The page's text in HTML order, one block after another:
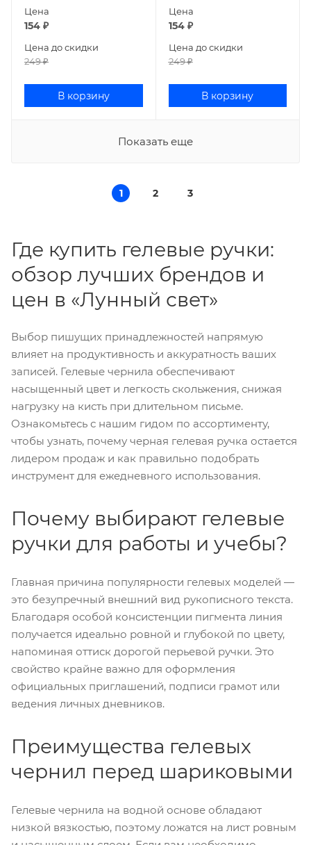
Цена
154 ₽
Цена до скидки
249₽
В корзину
Цена
154₽
Цена до скидки
249₽
В корзину
Показать еще
1 2 3
Где купить гелевые ручки:
обзор лучших брендов и
цен в «Лунный свет»
Выбор пишущих принадлежностей напрямую
влияет на продуктивность и аккуратность ваших
записей. Гелевые чернила обеспечивают
насыщенный цвет и легкость скольжения, снижая
нагрузку на кисть при длительном письме.
Ознакомьтесь с нашим гидом по ассортименту,
чтобы узнать, почему черная гелевая ручка остается
лидером продаж и как правильно подобрать
инструмент для ежедневного использования.
Почему выбирают гелевые
ручки для работы и учебы?
Главная причина популярности гелевых моделей —
это безупречный внешний вид рукописного текста.
Благодаря особой консистенции пигмента линия
получается идеально ровной и глубокой по цвету,
напоминая оттиск дорогой перьевой ручки. Это
свойство крайне важно для оформления
официальных приглашений, подписи грамот или
ведения личных дневников.
Преимущества гелевых
чернил перед шариковыми
Гелевые чернила на водной основе обладают
низкой вязкостью, поэтому ложатся на лист ровным